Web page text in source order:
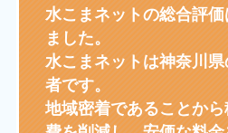
水こまネットの総合評
ました。
水こまネットは神奈川
者です。
地域密着であることか